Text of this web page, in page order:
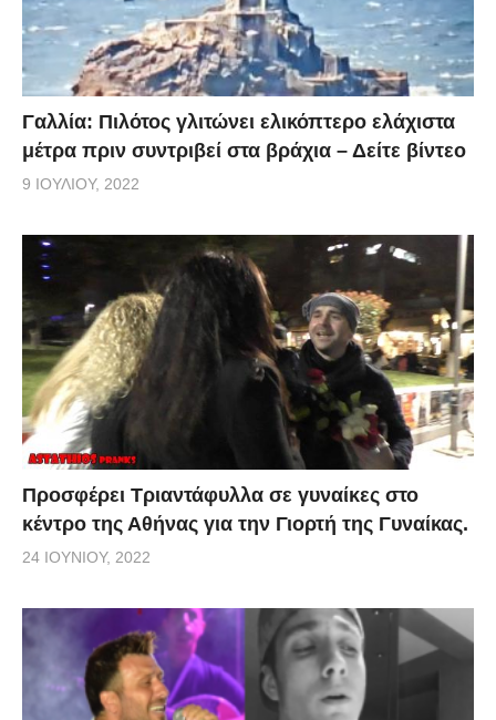
Γαλλία: Πιλότος γλιτώνει ελικόπτερο ελάχιστα
μέτρα πριν συντριβεί στα βράχια – Δείτε βίντεο
9 ΙΟΥΛΊΟΥ, 2022
Προσφέρει Τριαντάφυλλα σε γυναίκες στο
κέντρο της Αθήνας για την Γιορτή της Γυναίκας.
24 ΙΟΥΝΊΟΥ, 2022